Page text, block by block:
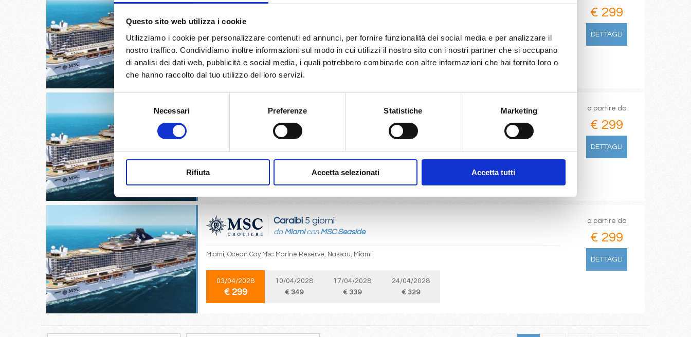
Questo sito web utilizza i cookie
Utilizziamo i cookie per personalizzare contenuti ed annunci, per fornire funzionalità dei social media e per analizzare il
nostro traffico. Condividiamo inoltre informazioni sul modo in cui utilizzi il nostro sito con i nostri partner che si occupano
di analisi dei dati web, pubblicità e social media, i quali potrebbero combinarle con altre informazioni che hai fornito loro o
che hanno raccolto dal tuo utilizzo dei loro servizi.
consenso
Necessari Preferenze Statistiche Marketing
Rifiuta Accetta selezionati Accetta tutti
€ 299
€ 299
DETTAGLI
Caraibi5 giorni a partire da
€ 299
DETTAGLI
Caraibi 5 giorni
da Miamicon MSC Seaside
Miami, Ocean Cay Msc Marine Reserve, Nassau, Miami
03/04/2028
€ 299
10/04/2028
€ 349
17/04/2028
€ 339
24/04/2028
€ 329
a partire da
€ 299
DETTAGLI